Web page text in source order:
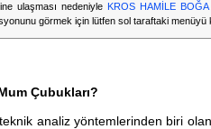
ulaşması nedeniyle KROS HAMİLE BOĞA
görmek için lütfen sol taraftaki menüyü
Çubukları?
teknik analiz yöntemlerinden biri